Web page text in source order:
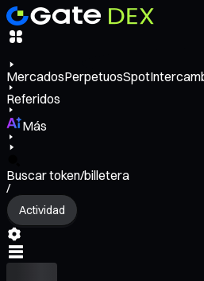
MercadosPerpetuosSpot
Referidos
Más
Buscar token/billetera
/
Actividad